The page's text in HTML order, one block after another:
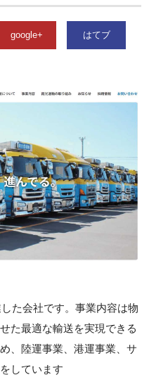
google+ はてブ
た会社です。事業内容は物
た最適な輸送を実現できる
、陸運事業、港運事業、サ
しています